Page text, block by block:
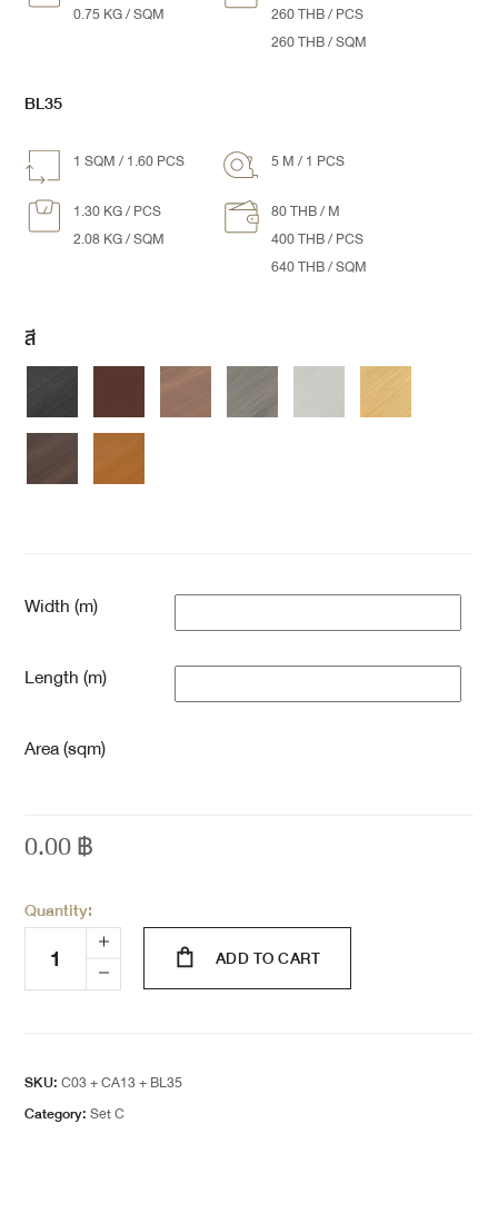
0.75 KG / SQM
260 THB / PCS
260 THB / SQM
BL35
1 SQM / 1.60 PCS 5 M / 1 PCS
1.30 KG / PCS
2.08 KG / SQM
80 THB / M
400 THB / PCS
640 THB / SQM
สี
Width (m)
Length (m)
Area (sqm)
0.00฿
Quantity:
ADD TO CART
SKU:C03 + CA13 + BL35
Category:Set C